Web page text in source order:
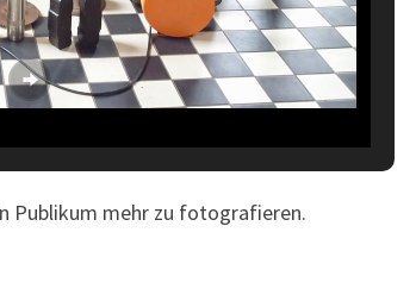
Publikum mehr zu fotografieren.